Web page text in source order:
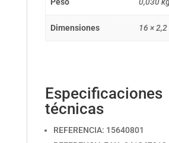
Dimensiones 16 ×
Especificaciones
técnicas
REFERENCIA: 15640801